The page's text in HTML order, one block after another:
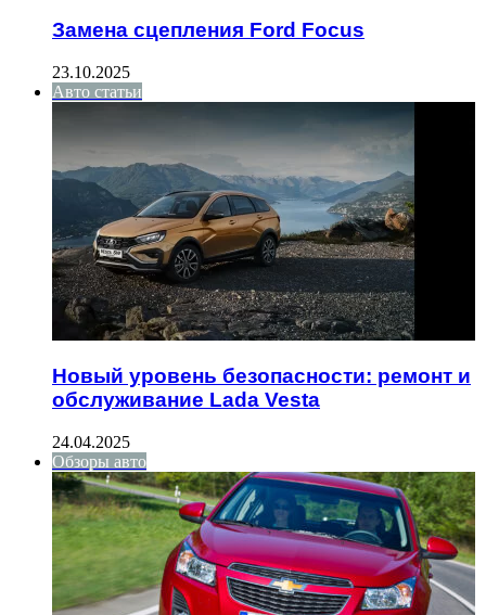
Замена сцепления Ford Focus
23.10.2025
Авто статьи
Новый уровень безопасности: ремонт и
обслуживание Lada Vesta
24.04.2025
Обзоры авто